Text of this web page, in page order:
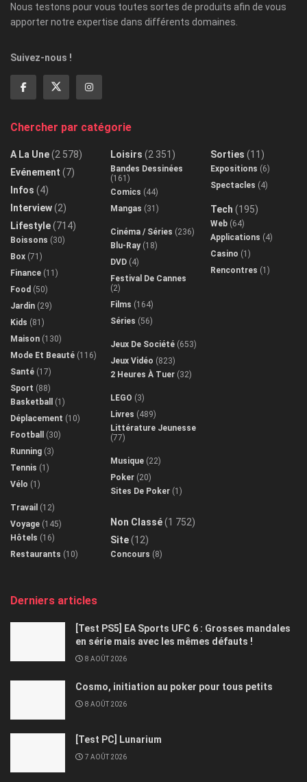
Nous testons pour vous toutes sortes de produits afin de vous
apporter notre expertise dans différents domaines.
Suivez-nous !
Chercher par catégorie
A La Une(2 578)
Evénement (7)
Infos (4)
Interview(2)
Lifestyle(714)
Boissons (30)
Box (71)
Finance (11)
Food (50)
Jardin (29)
Kids (81)
Maison (130)
Mode Et Beauté (116)
Santé (17)
Sport (88)
Basketball
(1)
Déplacement (10)
Football
(30)
Running (3)
Tennis (1)
Vélo (1)
Travail (12)
Voyage (145)
Hôtels (16)
Restaurants (10)
Loisirs (2 351)
Bandes Dessinées
(161)
Comics (44)
Mangas (31)
Cinéma / Séries (236)
Blu-Ray(18)
DVD (4)
Festival De Cannes
(2)
Films (164)
Séries (56)
Jeux De Société (653)
Jeux Vidéo (823)
2 Heures À Tuer (32)
LEGO (3)
Livres (489)
Littérature Jeunesse
(77)
Musique (22)
Poker (20)
Sites De Poker (1)
Non Classé(1 752)
Site(12)
Concours (8)
Sorties (11)
Expositions (6)
Spectacles (4)
Tech (195)
Web (64)
Applications (4)
Casino (1)
Rencontres (1)
Derniers articles
[Test PS5] EA Sports UFC 6 : Grosses mandales
en série mais avec les mêmes défauts !
8 AOÛT 2026
Cosmo, initiation au poker pour tous petits
8 AOÛT 2026
[Test PC] Lunarium
7 AOÛT 2026